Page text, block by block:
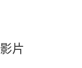
影片